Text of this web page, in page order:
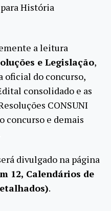
História
a leitura
e Legislação,
oficial do concurso,
consolidado e as
CONSUNI
concurso e demais
divulgado na página
12, Calendários de
.